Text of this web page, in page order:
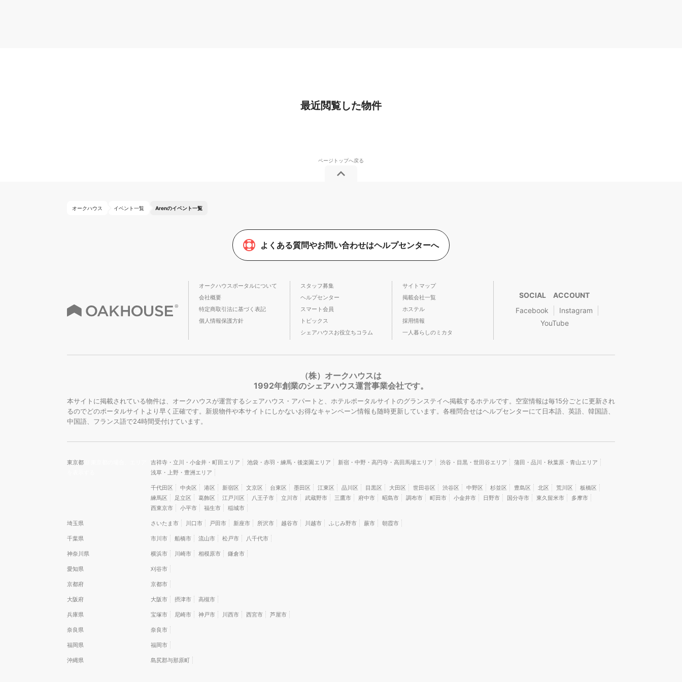
最近閲覧した物件
オークハウス イベント一覧 Arenのイベント一覧
よくある質問やお問い合わせはヘルプセンターへ
オークハウスポータルについて
会社概要
特定商取引法に基づく表記
個人情報保護方針
スタッフ募集
ヘルプセンター
スマート会員
トピックス
シェアハウスお役立ちコラム
サイトマップ
掲載会社一覧
ホステル
採用情報
一人暮らしのミカタ
SOCIAL ACCOUNT
Facebook
Instagram
YouTube
（株）オークハウスは
1992年創業のシェアハウス運営事業会社です。
本サイトに掲載されている物件は、オークハウスが運営するシェアハウス・アパートと、ホテルポータルサイトのグランステイへ掲載するホテルです。空室情報は毎15分ごとに更新され
るのでどのポータルサイトより早く正確です。新規物件や本サイトにしかないお得なキャンペーン情報も随時更新しています。各種問合せはヘルプセンターにて日本語、英語、韓国語、
中国語、フランス語で24時間受付けています。
東京都 吉祥寺・立川・小金井・町田エリア 池袋・赤羽・練馬・後楽園エリア 新宿・中野・高円寺・高田馬場エリア 渋谷・目黒・世田谷エリア
蒲田・品川・秋葉原・青山エリア
浅草・上野・豊洲エリア
千代田区 中央区 港区 新宿区 文京区 台東区 墨田区 江東区 品川区 目黒区 大田区 世田谷区 渋谷区 中野区 杉並区 豊島区 北区 荒川区
板橋区
練馬区
足立区 葛飾区 江戸川区 八王子市 立川市 武蔵野市 三鷹市 府中市 昭島市 調布市 町田市 小金井市 日野市 国分寺市 東久留米市
多摩市
西東京市
小平市 福生市 稲城市
埼玉県 さいたま市 川口市 戸田市 新座市 所沢市 越谷市 川越市 ふじみ野市 蕨市 朝霞市
千葉県 市川市 船橋市 流山市 松戸市 八千代市
神奈川県 横浜市 川崎市 相模原市 鎌倉市
愛知県 刈谷市
京都府 京都市
大阪府 大阪市 摂津市 高槻市
兵庫県 宝塚市 尼崎市 神戸市 川西市 西宮市 芦屋市
奈良県 奈良市
福岡県 福岡市
沖縄県 島尻郡与那原町